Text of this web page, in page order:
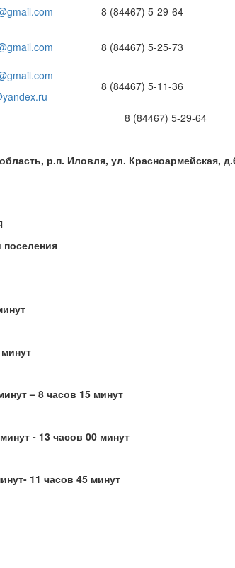
8 (84467) 5-29-64
8 (84467) 5-25-73
8 (84467) 5-11-36
8 (84467) 5-29-64
р.п. Иловля, ул. Красноармейская,
– 8 часов 15 минут
- 13 часов 00 минут
часов 45 минут